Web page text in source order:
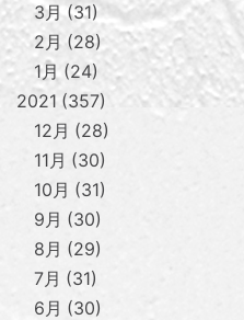
3月
31
2月 28
1月
24
2021 357
12月
28
11月
30
10月
31
9月
30
8月
29
7月
31
6月
30